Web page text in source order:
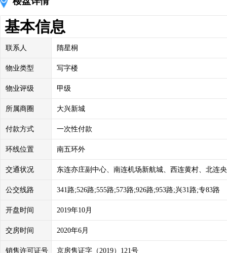
基本信息
联系人 隋星桐
物业类型 写字楼
物业评级 甲级
所属商圈 大兴新城
付款方式 一次性付款
环线位置 南五环外
交通状况 东连亦庄副中心、南连机场新航城、西连黄村、北连
公交线路 341路;526路;555路;573路;926路;953路;兴31路;专83路
开盘时间 2019年10月
交房时间 2020年6月
销售许可证号 京房售证字（2019）121号